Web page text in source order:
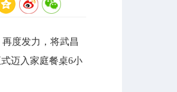
度发力，将武昌
迈入家庭餐桌6小